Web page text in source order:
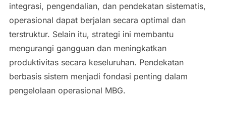
integrasi, pengendalian, dan pendekatan sistematis,
operasional dapat berjalan secara optimal dan
terstruktur. Selain itu, strategi ini membantu
mengurangi gangguan dan meningkatkan
produktivitas secara keseluruhan. Pendekatan
berbasis sistem menjadi fondasi penting dalam
pengelolaan operasional MBG.